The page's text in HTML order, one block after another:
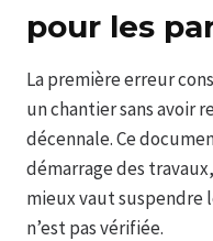
pour les
La première erreur
un chantier sans avoir
décennale. Ce
démarrage des
mieux vaut
n’est pas vérifiée.